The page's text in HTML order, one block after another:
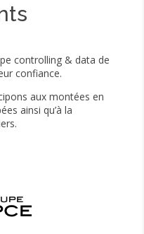
controlling & data de
confiance.
aux montées en
ainsi qu’à la